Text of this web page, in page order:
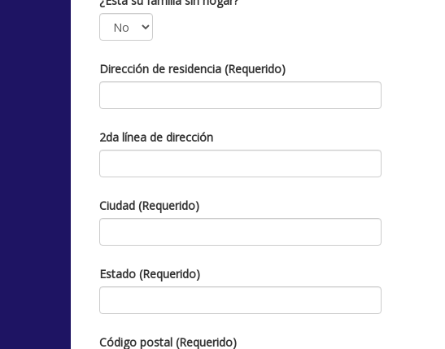
Dirección de residencia (Requerido)
2da línea de dirección
Ciudad (Requerido)
Estado (Requerido)
Código postal (Requerido)